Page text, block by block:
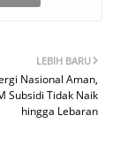
LEBIH BARU
Nasional Aman,
Subsidi Tidak Naik
hingga Lebaran